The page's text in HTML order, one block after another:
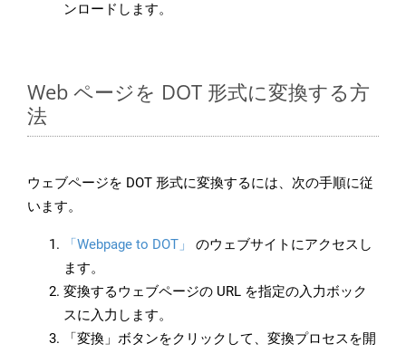
ンロードします。
Web ページを DOT 形式に変換する方
法
ウェブページを DOT 形式に変換するには、次の手順に従
います。
「Webpage to DOT」
のウェブサイトにアクセスし
ます。
変換するウェブページの URL を指定の入力ボック
スに入力します。
「変換」ボタンをクリックして、変換プロセスを開